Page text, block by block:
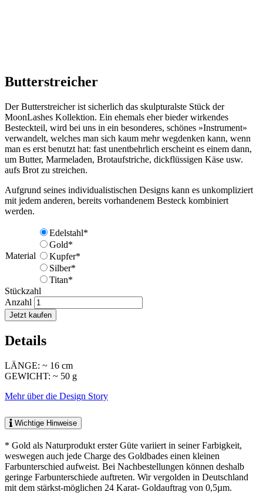
Butter­streicher
Der Butterstreicher ist sicherlich das skulpturalste Stück der
MoonLashes Kollektion. Ein ehemals eher bieder wirkendes
Besteckteil, wird bei uns in ein besonderes, schönes »Instrument»
verwandelt, welches man sich kaum mehr wegdenken kann, wenn
man es erst benutzt hat: fast unentbehrlich erscheint es einem dann,
um Butter, Marmeladen, Brotaufstriche, dickflüssigen Käse usw.
aufs Brot zu streichen.
Aufgrund seines individualistischen Designs kann es unkompliziert
mit jedem anderen, bereits vorhandenem Besteck kombiniert
werden.
Material
Edelstahl*
Gold*
Kupfer*
Silber*
Titan*
Stückzahl
Anzahl
Jetzt kaufen
Details
LÄNGE: ~ 16 cm
GEWICHT: ~ 50 g
Mehr über die Design Story
Wichtige Hinweise
* Gold als Naturprodukt erster Güte variiert in seiner Farbigkeit,
weswegen auch jede Charge des Goldbades einen kleinen
Farbunterschied aufweist. Bei Nachbestellungen können deshalb
geringe Farbunterschiede auftreten. Wir vergolden in Deutschland
mit dem stärkst-möglichen 24 Karat- Goldauftrag von 0,5µm.